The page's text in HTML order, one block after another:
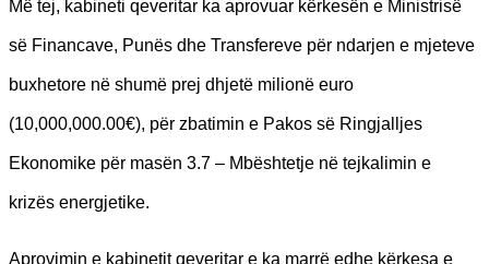
Më tej, kabineti qeveritar ka aprovuar kërkesën e Ministrisë
së Financave, Punës dhe Transfereve për ndarjen e mjeteve
buxhetore në shumë prej dhjetë milionë euro
(10,000,000.00€), për zbatimin e Pakos së Ringjalljes
Ekonomike për masën 3.7 – Mbështetje në tejkalimin e
krizës energjetike.
​Aprovimin e kabinetit qeveritar e ka marrë edhe kërkesa e